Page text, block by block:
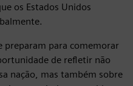
os Estados Unidos
preparam para comemorar
de refletir não
nação, mas também sobre